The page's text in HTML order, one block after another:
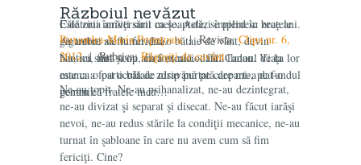
Călătorii înrăiţi sunt ca şoaptele, se pierd în braţele
gigantice ale lumii. La o bătaie de vânt, devin
haotici, fără scop, fără escală… fără liman. Viaţa lor
este ca o particulă de nisip purtată departe, pe fundul
genunii.
Este ziua aniversării mele. Astăzi împlinesc zece ani.
Ar trebui să fiu fericită.
Nu, nu sunt şi nu am fost niciodată. Cadoul de la
mama a fost o bătaie zdravănă pe care mi-a dat-o
pentru că fratele meu…
Războiul nevăzut
Ruxandra-Maria Popuţoaia| Revista:Clipa nr. 6,
2012| Rubrica: Răguşiţi de cuvânt
Ne-au topit. Ne-au psihanalizat, ne-au dezintegrat,
ne-au divizat şi separat şi disecat. Ne-au făcut iarăşi
nevoi, ne-au redus stările la condiţii mecanice, ne-au
turnat în şabloane în care nu avem cum să fim
fericiţi. Cine?